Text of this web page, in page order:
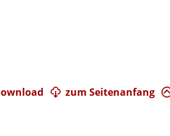
zum Seitenanfang